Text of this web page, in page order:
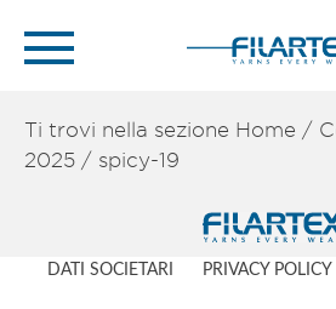
Ti trovi nella sezione Home /
2025 / spicy-19
DATI SOCIETARI PRIVACY POLICY